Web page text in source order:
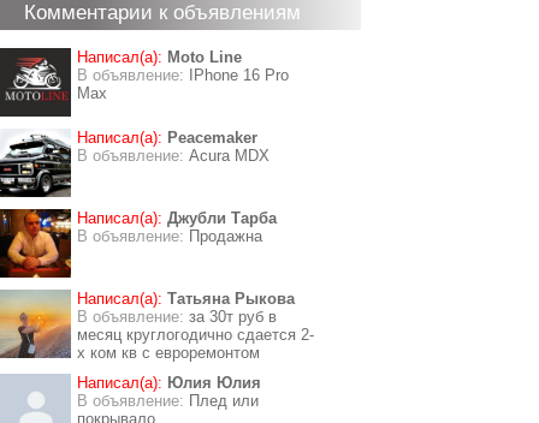
Комментарии к объявлениям
Написал(а): Moto Line
В объявление:
IPhone 16 Pro
Max
Написал(а): Peacemaker
В объявление: Acura MDX
Написал(а): Джубли Тарба
В объявление: Продажна
Написал(а): Татьяна Рыкова
В объявление: за 30т руб в
месяц круглогодично сдается 2-
х ком кв с евроремонтом
Написал(а): Юлия Юлия
В объявление: Плед или
покрывало